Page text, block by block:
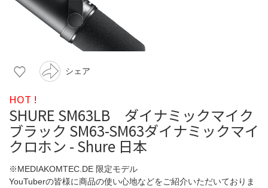
シェア
HOT !
SHURE SM63LB ダイナミックマイク
ブラック SM63-SM63ダイナミックマイ
クロホン - Shure 日本
※MEDIAKOMTEC.DE 限定モデル
YouTuberの皆様に商品の使い心地などをご紹介いただいておりま